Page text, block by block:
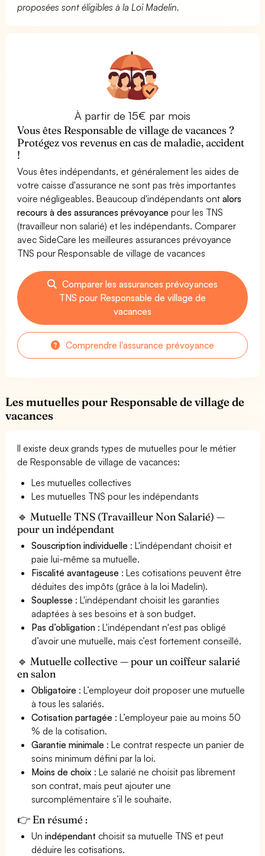
proposées sont éligibles à la Loi Madelin.
À partir de 15€ par mois
Vous êtes Responsable de village de vacances ?
Protégez vos revenus en cas de maladie, accident
!
Vous êtes indépendants, et généralement les aides de
votre caisse d'assurance ne sont pas très importantes
voire négligeables. Beaucoup d'indépendants ontalors
recours à des assurances prévoyance pour les TNS
(travailleur non salarié) et les indépendants. Comparer
avec SideCare les meilleures assurances prévoyance
TNS pour Responsable de village de vacances
Comparer les assurances prévoyances
TNS pour Responsable de village de
vacances
Comprendre l'assurance prévoyance
Les mutuelles pour Responsable de village de
vacances
Il existe deux grands types de mutuelles pour le métier
de Responsable de village de vacances:
Les mutuelles collectives
Les mutuelles TNS pour les indépendants
🔹 Mutuelle TNS (Travailleur Non Salarié) —
pour un indépendant
Souscription individuelle : L'indépendant choisit et
paie lui-même sa mutuelle.
Fiscalité avantageuse : Les cotisations peuvent être
déduites des impôts (grâce à la loi Madelin).
Souplesse : L'indépendant choisit les garanties
adaptées à ses besoins et à son budget.
Pas d’obligation : L'indépendant n'est pas obligé
d’avoir une mutuelle, mais c’est fortement conseillé.
🔹 Mutuelle collective — pour un coiffeur salarié
en salon
Obligatoire : L’employeur doit proposer une mutuelle
à tous les salariés.
Cotisation partagée : L’employeur paie au moins 50
% de la cotisation.
Garantie minimale : Le contrat respecte un panier de
soins minimum défini par la loi.
Moins de choix : Le salarié ne choisit pas librement
son contrat, mais peut ajouter une
surcomplémentaire s’il le souhaite.
👉 En résumé :
Unindépendant choisit sa mutuelle TNS et peut
déduire les cotisations.